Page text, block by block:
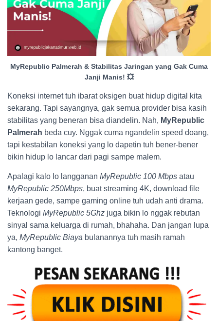
MyRepublic Palmerah & Stabilitas Jaringan yang Gak Cuma
Janji Manis! 💥
Koneksi internet tuh ibarat oksigen buat hidup digital kita
sekarang. Tapi sayangnya, gak semua provider bisa kasih
stabilitas yang beneran bisa diandelin. Nah, MyRepublic
Palmerah beda cuy. Nggak cuma ngandelin speed doang,
tapi kestabilan koneksi yang lo dapetin tuh bener-bener
bikin hidup lo lancar dari pagi sampe malem.
Apalagi kalo lo langganan MyRepublic 100 Mbps atau
MyRepublic 250Mbps, buat streaming 4K, download file
kerjaan gede, sampe gaming online tuh udah anti drama.
Teknologi MyRepublic 5Ghz juga bikin lo nggak rebutan
sinyal sama keluarga di rumah, bhahaha. Dan jangan lupa
ya, MyRepublic Biaya bulanannya tuh masih ramah
kantong banget.